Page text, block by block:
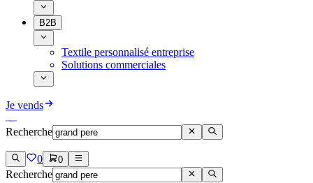
B2B
Textile personnalisé entreprise
Solutions commerciales
Je vends
Recherche
0 0
Recherche